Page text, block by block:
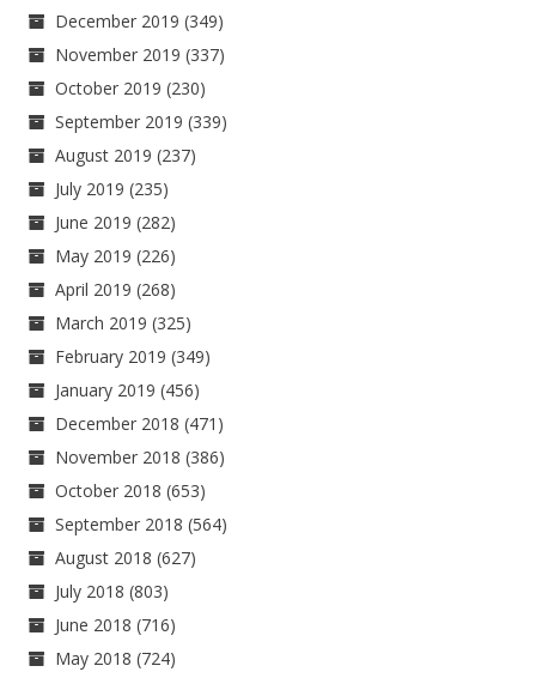
December 2019 (349)
November 2019 (337)
October 2019 (230)
September 2019 (339)
August 2019 (237)
July 2019 (235)
June 2019 (282)
May 2019 (226)
April 2019 (268)
March 2019 (325)
February 2019 (349)
January 2019 (456)
December 2018 (471)
November 2018 (386)
October 2018 (653)
September 2018 (564)
August 2018 (627)
July 2018 (803)
June 2018 (716)
May 2018 (724)